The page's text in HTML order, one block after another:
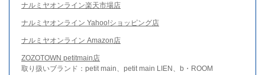
ナルミヤオンライン楽天市場店
ナルミヤオンライン Yahoo!ショッピング店
ナルミヤオンライン Amazon店
ZOZOTOWN petitmain店
取り扱いブランド：petit main、petit main LIEN、b・ROOM